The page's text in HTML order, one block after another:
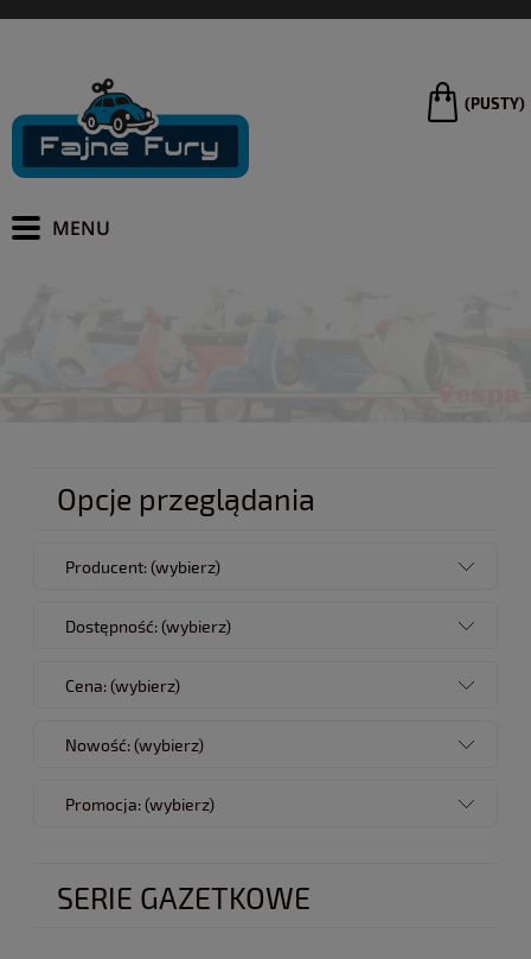
(PUSTY)
Opcje przeglądania
Producent: (wybierz)
Dostępność: (wybierz)
Cena: (wybierz)
Nowość: (wybierz)
Promocja: (wybierz)
SERIE GAZETKOWE